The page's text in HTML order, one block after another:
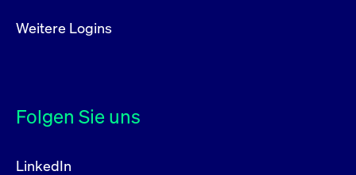
Weitere Logins
Folgen Sie uns
LinkedIn